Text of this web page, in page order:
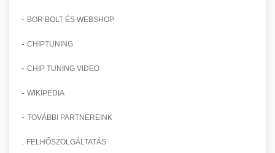
- BOR BOLT ÉS WEBSHOP
- CHIPTUNING
- CHIP TUNING VIDEO
- WIKIPEDIA
- TOVÁBBI PARTNEREINK
FELHŐSZOLGÁLTATÁS